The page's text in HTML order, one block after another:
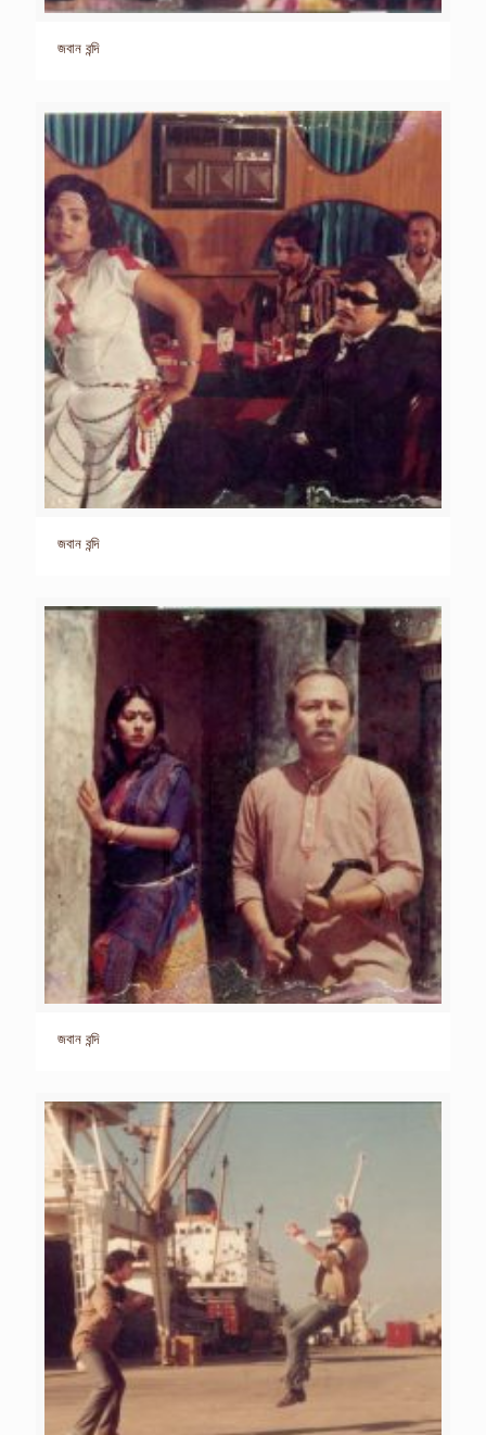
জবান বন্দি
জবান বন্দি
জবান বন্দি